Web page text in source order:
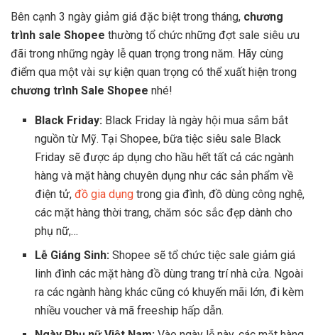
Bên cạnh 3 ngày giảm giá đặc biệt trong tháng, chương
trình sale Shopee thường tổ chức những đợt sale siêu ưu
đãi trong những ngày lễ quan trọng trong năm. Hãy cùng
điểm qua một vài sự kiện quan trọng có thể xuất hiện trong
chương trình Sale Shopee nhé!
Black Friday: Black Friday là ngày hội mua sắm bắt
nguồn từ Mỹ. Tại Shopee, bữa tiệc siêu sale Black
Friday sẽ được áp dụng cho hầu hết tất cả các ngành
hàng và mặt hàng chuyên dụng như các sản phẩm về
điện tử,đồ gia dụng trong gia đình, đồ dùng công nghệ,
các mặt hàng thời trang, chăm sóc sắc đẹp dành cho
phụ nữ,…
Lễ Giáng Sinh:Shopee sẽ tổ chức tiệc sale giảm giá
linh đình các mặt hàng đồ dùng trang trí nhà cửa. Ngoài
ra các ngành hàng khác cũng có khuyến mãi lớn, đi kèm
nhiều voucher và mã freeship hấp dẫn.